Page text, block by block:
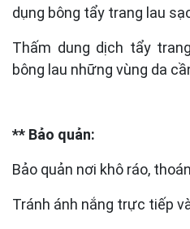
dụng bông tẩy trang lau
Thấm dung dịch tẩy
bông lau những vùng da
** Bảo quản:
Bảo quản nơi khô ráo,
Tránh ánh nắng trực tiếp